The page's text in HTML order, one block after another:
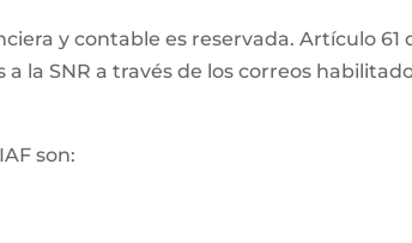
y contable es reservada. Artículo 61
la SNR a través de los correos
son: